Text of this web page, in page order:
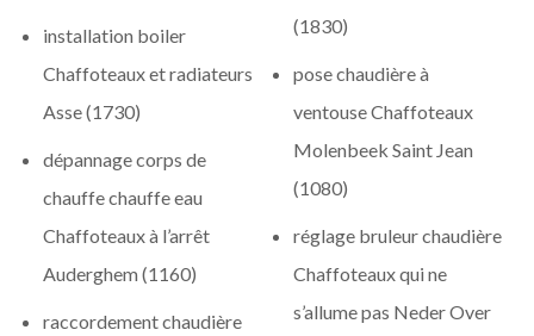
installation boiler
Chaffoteaux et radiateurs
Asse (1730)
dépannage corps de
chauffe chauffe eau
Chaffoteaux à l’arrêt
Auderghem (1160)
raccordement chaudière
(1830)
pose chaudière à
ventouse Chaffoteaux
Molenbeek Saint Jean
(1080)
réglage bruleur chaudière
Chaffoteaux qui ne
s’allume pas Neder Over